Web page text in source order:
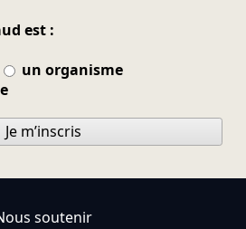
est :
un organisme
Je m’inscris
soutenir